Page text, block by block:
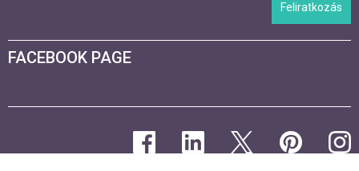
Feliratkozás
FACEBOOK PAGE